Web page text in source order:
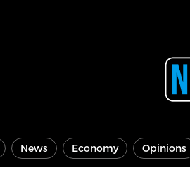
News Economy Opinions